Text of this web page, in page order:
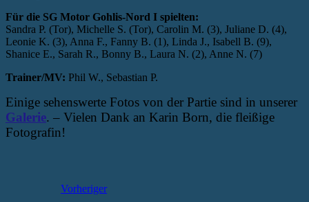
Für die SG Motor Gohlis-Nord I spielten:
Sandra P. (Tor), Michelle S. (Tor), Carolin M. (3), Juliane D. (4),
Leonie K. (3), Anna F., Fanny B. (1), Linda J., Isabell B. (9),
Shanice E., Sarah R., Bonny B., Laura N. (2), Anne N. (7)
Trainer/MV: Phil W., Sebastian P.
Einige sehenswerte Fotos von der Partie sind in unserer
Galerie. – Vielen Dank an Karin Born, die fleißige
Fotografin!
Vorheriger